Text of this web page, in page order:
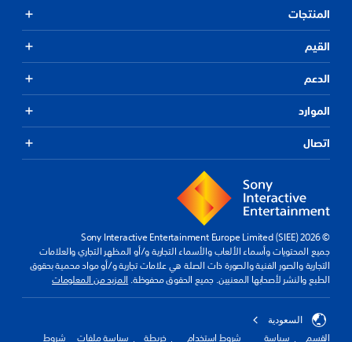
المنتجات
القيم
الدعم
الموارد
اتصال
© 2026 Sony Interactive Entertainment Europe Limited (SIEE)
جميع المحتويات وأسماء الألعاب والأسماء التجارية و/أو المظهر التجاري والعلامات
التجارية والصور الفنية والصورة ذات الصلة هي علامات تجارية و/أو مواد محمية بحقوق
الطبع والنشر لأصحابها المعنيين. جميع الحقوق محفوظة. المزيد من المعلومات
السعودية
القسم سياسة شروط استخدام خريطة سياسة ملفات شروط